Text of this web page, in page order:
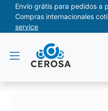
Envío grátis para pedidos a
Compras internacionales
service